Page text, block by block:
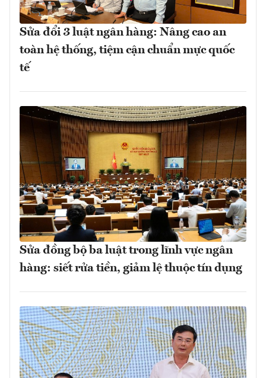
Sửa đổi 3 luật ngân hàng: Nâng cao an
toàn hệ thống, tiệm cận chuẩn mực quốc
tế
Sửa đồng bộ ba luật trong lĩnh vực ngân
hàng: siết rửa tiền, giảm lệ thuộc tín dụng